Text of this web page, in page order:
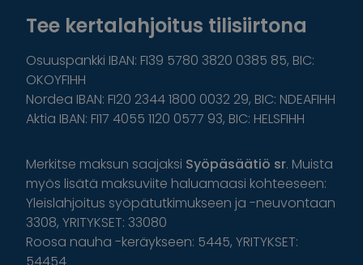
Tee kertalahjoitus tilisiirtona
Osuuspankki IBAN: FI39 5780 3820 0385 85, BIC:
OKOYFIHH
Nordea IBAN: FI20 2344 1800 0032 29, BIC: NDEAFIHH
Aktia IBAN: FI17 4055 1120 0577 93, BIC: HELSFIHH
Merkitse maksun saajaksi Syöpäsäätiö sr. Muista
myös lisätä maksuviite haluamaasi kohteeseen:
Yleislahjoitus syöpätutkimukseen ja -neuvontaan
3308, YRITYKSET: 33080
Roosa nauha -keräykseen: 5445, YRITYKSET: